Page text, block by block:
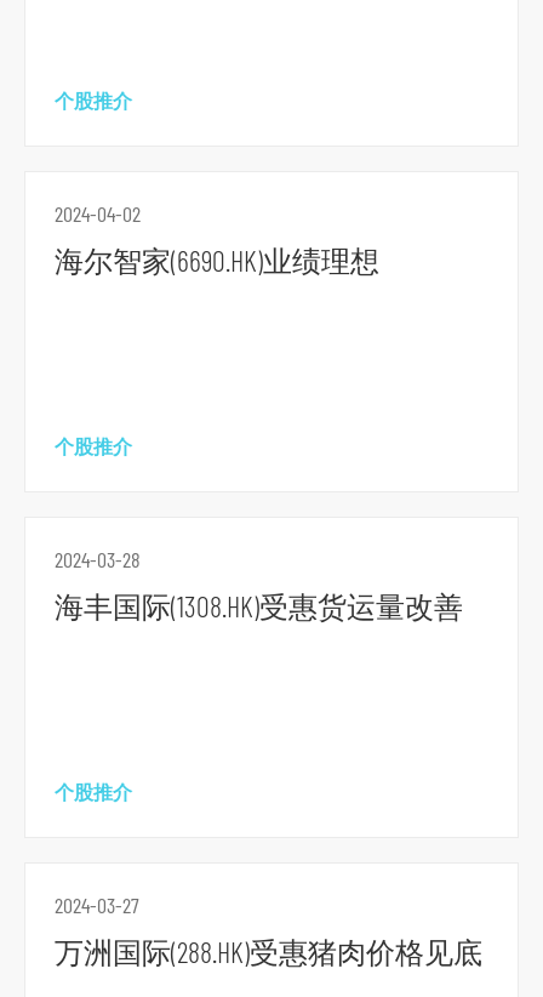
个股推介
2024-04-02
海尔智家(6690.HK)业绩理想
个股推介
2024-03-28
海丰国际(1308.HK)受惠货运量改善
个股推介
2024-03-27
万洲国际(288.HK)受惠猪肉价格见底